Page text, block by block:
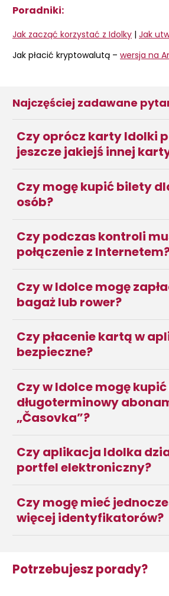
Poradniki:
Jak zacząć korzystać z Idolky | Jak
Jak płacić kryptowalutą – wersja na
Najczęściej zadawane
Czy oprócz karty Idolki
jeszcze jakiejś innej
Czy mogę kupić bilety
osób?
Czy podczas kontroli
połączenie z
Czy w Idolce mogę
bagaż lub rower?
Czy płacenie kartą w
bezpieczne?
Czy w Idolce mogę
długoterminowy
„Časovka”?
Czy aplikacja Idolka
portfel elektroniczny?
Czy mogę mieć
więcej identyfikatorów?
Potrzebujesz porady?